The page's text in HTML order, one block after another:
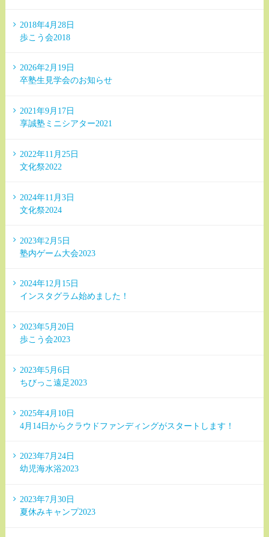
2018年4月28日
歩こう会2018
2026年2月19日
卒塾生見学会のお知らせ
2021年9月17日
享誠塾ミニシアター2021
2022年11月25日
文化祭2022
2024年11月3日
文化祭2024
2023年2月5日
塾内ゲーム大会2023
2024年12月15日
インスタグラム始めました！
2023年5月20日
歩こう会2023
2023年5月6日
ちびっこ遠足2023
2025年4月10日
4月14日からクラウドファンディングがスタートします！
2023年7月24日
幼児海水浴2023
2023年7月30日
夏休みキャンプ2023